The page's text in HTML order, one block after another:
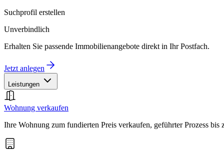
Suchprofil erstellen
Unverbindlich
Erhalten Sie passende Immobilienangebote direkt in Ihr Postfach.
Jetzt anlegen
Leistungen
Wohnung verkaufen
Ihre Wohnung zum fundierten Preis verkaufen, geführter Prozess bis